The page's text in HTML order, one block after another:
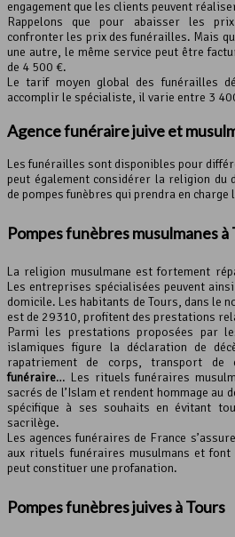
engagement que les clients peuvent
Rappelons que pour abaisser les
confronter les prix des funérailles. Mais
une autre, le même service peut être
de 4 500 €.
Le tarif moyen global des funérailles
accomplir le spécialiste, il varie entre 3
Agence funéraire juive et
Les funérailles sont disponibles pour
peut également considérer la religion du
de pompes funèbres qui prendra en
Pompes funèbres musulmanes à
La religion musulmane est fortement
Les entreprises spécialisées peuvent
domicile. Les habitants de Tours, dans le
est de 29310, profitent des prestations
Parmi les prestations proposées par
islamiques figure la déclaration de
rapatriement de corps, transport de
funéraire… Les rituels funéraires
sacrés de l’Islam et rendent hommage au
spécifique à ses souhaits en évitant
sacrilège.
Les agences funéraires de France
aux rituels funéraires musulmans et
peut constituer une profanation.
Pompes funèbres juives à Tours